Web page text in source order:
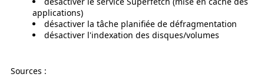
applications)
désactiver la tâche planifiée de défragmentation
désactiver l'indexation des disques/volumes
Sources :